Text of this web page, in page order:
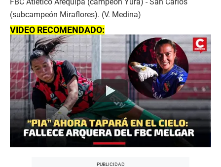
(subcampeón Miraflores). (V. Medina)
VIDEO RECOMENDADO: